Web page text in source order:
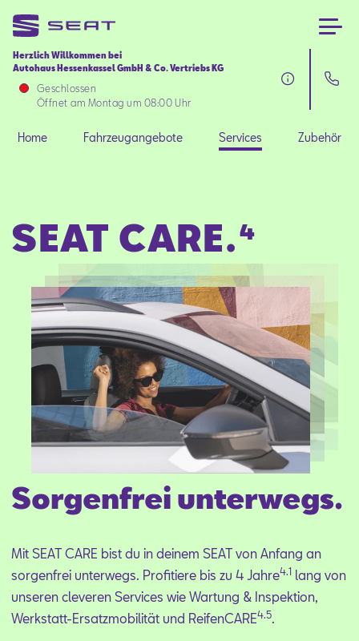
Herzlich Willkommen bei
Autohaus Hessenkassel GmbH & Co. Vertriebs KG
Geschlossen
Öffnet am Montag um 08:00 Uhr
Home
Fahrzeugangebote
Zubehör
SEAT FOR BUSINESS
Über uns
Aktionen
Home Fahrzeugangebote Services Zubehör
SEAT CARE.⁴
Sorgenfrei unterwegs.
Mit SEAT CARE bist du in dei­nem SEAT von An­fang an
sor­gen­frei un­ter­wegs. Pro­fi­tie­re bis zu 4 Jah­re4.1 lang von
un­se­ren cle­ve­ren Ser­vices wie War­tung & In­spek­ti­on,
Werk­statt-Er­satz­mo­bi­li­tät und Rei­fen­CA­RE4.5.